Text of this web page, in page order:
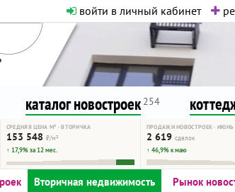
войти в личный кабинет
Никакого шок-
как он помогает вам.
каталог новостроек 254
СРЕДНЯЯ ЦЕНА М² · ВТОРИЧКА
153 548 ₽/м²
↑ 17,9% за 12 мес.
ПРОДАЖИ НОВОСТРОЕК · ИЮНЬ
2 619 сделок
↑ 46,9% к маю
Вторичная недвижимость Рынок